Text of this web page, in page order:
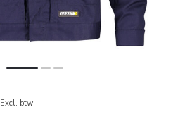
Excl. btw